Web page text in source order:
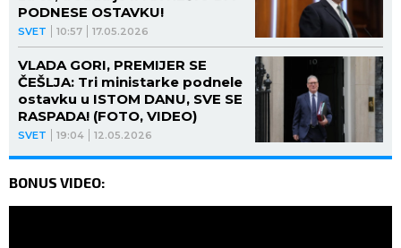
SVET 10:57 17.05.2026
PODNESE OSTAVKU!
SVET 19:04 12.05.2026
VLADA GORI, PREMIJER SE
ČEŠLJA: Tri ministarke podnele
ostavku u ISTOM DANU, SVE SE
RASPADA! (FOTO, VIDEO)
BONUS VIDEO: